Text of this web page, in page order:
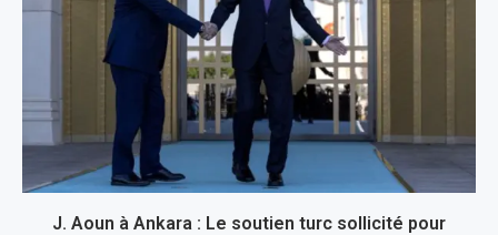
J. Aoun à Ankara : Le soutien turc sollicité pour